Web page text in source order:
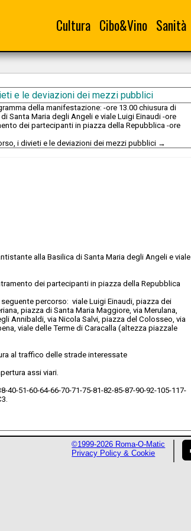
Cultura Cibo&Vino Sanità
e le deviazioni dei mezzi pubblici
della manifestazione: -ore 13.00 chiusura di
Santa Maria degli Angeli e viale Luigi Einaudi -ore
dei partecipanti in piazza della Repubblica -ore
i divieti e le deviazioni dei mezzi pubblici →
alla Basilica di Santa Maria degli Angeli e viale
dei partecipanti in piazza della Repubblica
percorso: viale Luigi Einaudi, piazza dei
piazza di Santa Maria Maggiore, via Merulana,
Annibaldi, via Nicola Salvi, piazza del Colosseo, via
viale delle Terme di Caracalla (altezza piazzale
al traffico delle strade interessate
assi viari.
51-60-64-66-70-71-75-81-82-85-87-90-92-105-117-
©1999-2026 Roma-O-Matic
Privacy Policy & Cookie